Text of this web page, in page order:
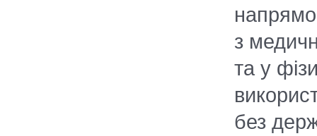
з
та у
без